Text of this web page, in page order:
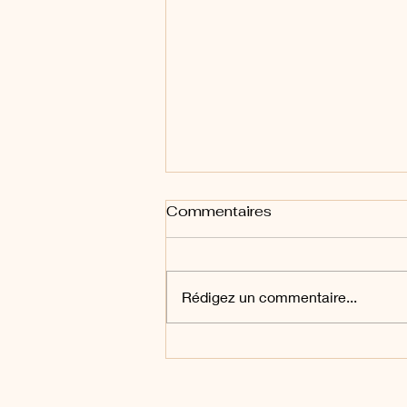
Commentaires
Rédigez un commentaire...